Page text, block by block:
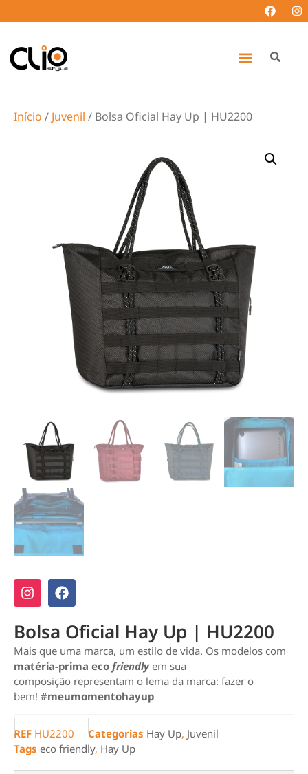
Início / Juvenil / Bolsa Oficial Hay Up | HU2200
Bolsa Oficial Hay Up | HU2200
Mais que uma marca, um estilo de vida. Os modelos com
matéria-prima eco friendlyem sua
composição representam o lema da marca: fazer o
bem! #meumomentohayup
REF HU2200 Categorias Hay Up, Juvenil
Tags eco friendly, Hay Up